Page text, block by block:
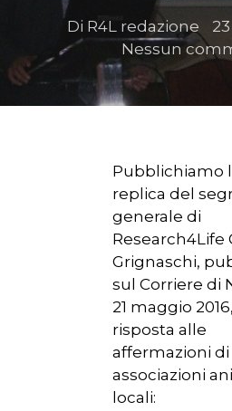
Di R4L redazione
Nessun
Pubblichiamo
replica del
generale di
Research4Life
Grignaschi,
sul Corriere di
21 maggio
risposta alle
affermazioni
associazioni
locali: